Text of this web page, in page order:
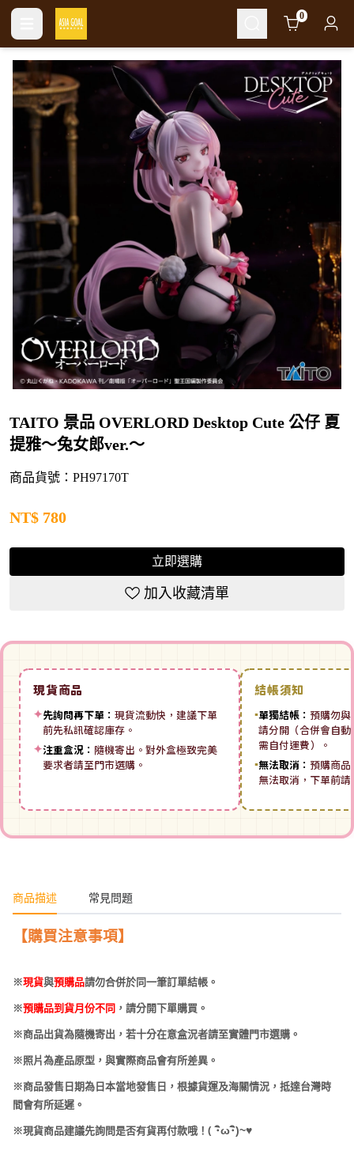
Cart 0
TAITO 景品 OVERLORD Desktop Cute 公仔 夏
提雅～兔女郎ver.～
商品貨號：PH97170T
NT$ 780
立即選購
加入收藏清單
現貨商品
✦先詢問再下單： 現貨流動快，建議下單
前先私訊確認庫存。
✦注重盒況： 隨機寄出。對外盒極致完美
要求者請至門市選購。
結帳須知
▪單獨結帳： 預購勿與
請分開（合併會自
需自付運費）。
▪無法取消： 預購商品
無法取消，下單前
商品描述 常見問題
【購買注意事項】
※現貨與預購品請勿合併於同一筆訂單結帳。
※預購品到貨月份不同 ，請分開下單購買。
※商品出貨為隨機寄出，若十分在意盒況者請至實體門市選購。
※照片為產品原型，與實際商品會有所差異。
※商品發售日期為日本當地發售日，根據貨運及海關情況，抵達台灣時
間會有所延遲。
※現貨商品建議先詢問是否有貨再付款哦！ (･ω･)~♥